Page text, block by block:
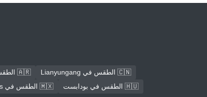
🇨🇳 الطقس في Lianyungang 🇦🇷 الطقس في كوردوبا
🇭🇺 الطقس في بودابست
🇲🇽 الطقس في Ecatepec de Morelos